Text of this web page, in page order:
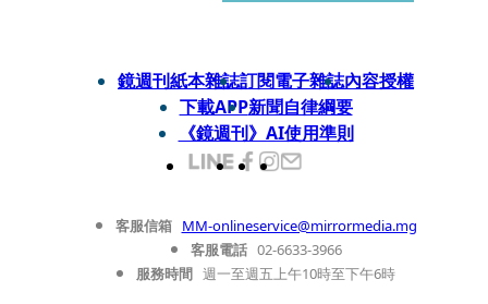
鏡週刊紙本雜誌訂閱電子雜誌內容授權
下載APP新聞自律綱要
《鏡週刊》AI使用準則
客服信箱 MM-onlineservice@mirrormedia.mg
客服電話 02-6633-3966
服務時間 週一至週五上午10時至下午6時